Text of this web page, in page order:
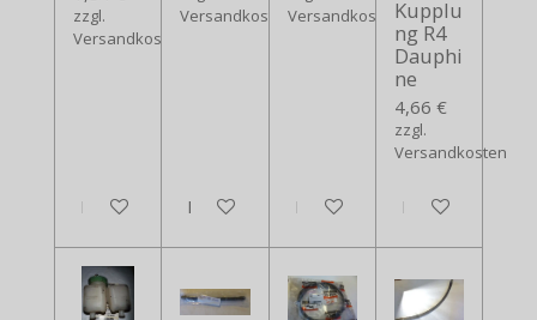
zzgl.
Versandkosten
In den Warenkorb
Versandkosten
In den Warenkorb
Versandkosten
In den Warenkorb
Kupplu
ng R4
Dauphi
ne
4,66 €
zzgl.
Versandkosten
In den